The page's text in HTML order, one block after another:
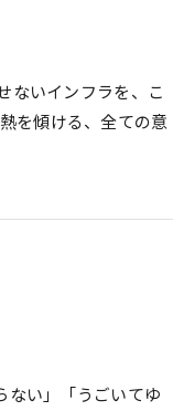
ないインフラを、こ
を傾ける、全ての意
ない」「うごいてゆ